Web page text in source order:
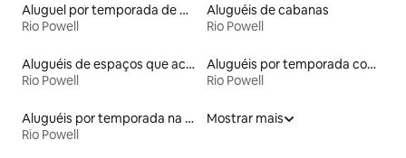
Aluguel por temporada de microcasas
Rio Powell
Aluguéis de cabanas
Rio Powell
Aluguéis de espaços que aceitam animais de estimação
Rio Powell
Aluguéis por temporada com banheira de hidromassagem
Rio Powell
Aluguéis por temporada na orla
Rio Powell
Mostrar mais